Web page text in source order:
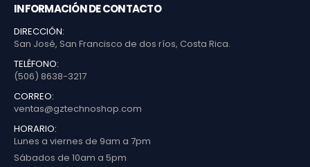
INFORMACIÓN DE CONTACTO
DIRECCIÓN:
San José, San Francisco de dos ríos, Costa Rica.
TELÉFONO:
(506) 8638-3217
CORREO:
ventas@gztechnoshop.com
HORARIO:
Lunes a viernes de 9am a 7pm
Sábados de 10am a 5pm